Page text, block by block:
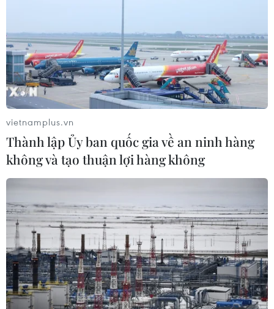
vietnamplus.vn
Thành lập Ủy ban quốc gia về an ninh hàng
không và tạo thuận lợi hàng không